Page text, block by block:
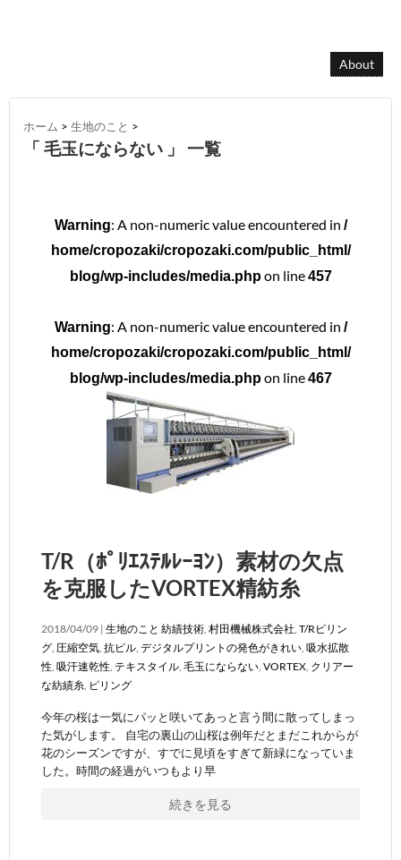
About
ホーム > 生地のこと >
「 毛玉にならない 」 一覧
Warning: A non-numeric value encountered in /
home/cropozaki/cropozaki.com/public_html/
blog/wp-includes/media.phpon line457
Warning: A non-numeric value encountered in /
home/cropozaki/cropozaki.com/public_html/
blog/wp-includes/media.phpon line467
T/R（ﾎﾟﾘｴｽﾃﾙﾚｰﾖﾝ）素材の欠点
を克服したVORTEX精紡糸
2018/04/09 | 生地のこと 紡績技術, 村田機械株式会社, T/Rピリン
グ, 圧縮空気, 抗ピル, デジタルプリントの発色がきれい, 吸水拡散
性, 吸汗速乾性, テキスタイル, 毛玉にならない, VORTEX, クリアー
な紡績糸, ピリング
今年の桜は一気にパッと咲いてあっと言う間に散ってしまっ
た気がします。 自宅の裏山の山桜は例年だとまだこれからが
花のシーズンですが、すでに見頃をすぎて新緑になっていま
した。時間の経過がいつもより早
続きを見る